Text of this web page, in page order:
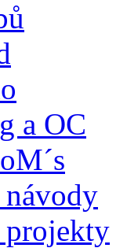
a OC
návody
projekty